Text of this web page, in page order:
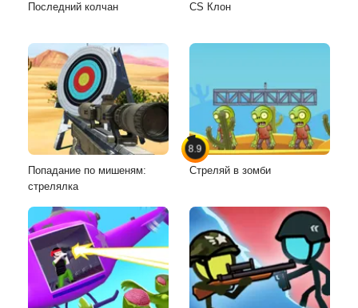
Последний колчан CS Клон
Попадание по мишеням:
стрелялка
8.9
Стреляй в зомби